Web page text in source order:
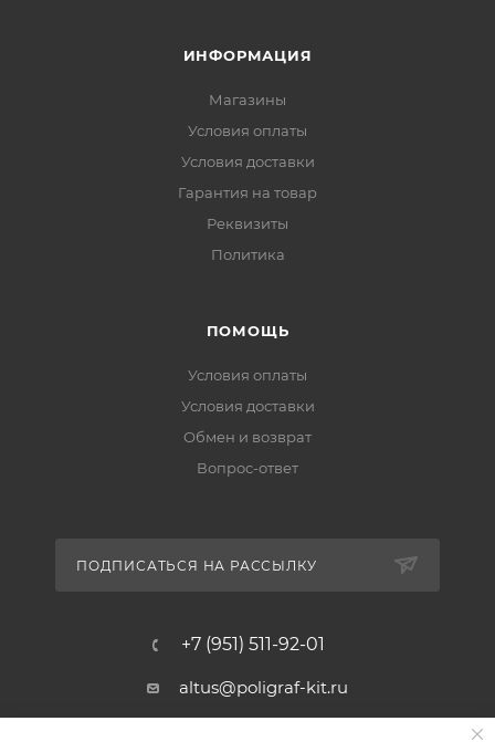
ИНФОРМАЦИЯ
Магазины
Условия оплаты
Условия доставки
Гарантия на товар
Реквизиты
Политика
ПОМОЩЬ
Условия оплаты
Условия доставки
Обмен и возврат
Вопрос-ответ
ПОДПИСАТЬСЯ НА РАССЫЛКУ
+7 (951) 511-92-01
altus@poligraf-kit.ru